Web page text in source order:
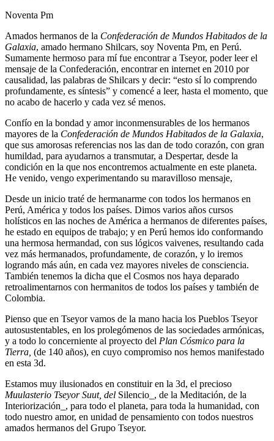
Noventa Pm
Amados hermanos de la Confederación de Mundos Habitados de la
Galaxia, amado hermano Shilcars, soy Noventa Pm, en Perú.
Sumamente hermoso para mí fue encontrar a Tseyor, poder leer el
mensaje de la Confederación, encontrar en internet en 2010 por
causalidad, las palabras de Shilcars y decir: “esto sí lo comprendo
profundamente, es síntesis” y comencé a leer, hasta el momento, que
no acabo de hacerlo y cada vez sé menos.
Confío en la bondad y amor inconmensurables de los hermanos
mayores de la Confederación de Mundos Habitados de la Galaxia,
que sus amorosas referencias nos las dan de todo corazón, con gran
humildad, para ayudarnos a transmutar, a Despertar, desde la
condición en la que nos encontremos actualmente en este planeta.
He venido, vengo experimentando su maravilloso mensaje,
Desde un inicio traté de hermanarme con todos los hermanos en
Perú, América y todos los países. Dimos varios años cursos
holísticos en las noches de América a hermanos de diferentes países,
he estado en equipos de trabajo; y en Perú hemos ido conformando
una hermosa hermandad, con sus lógicos vaivenes, resultando cada
vez más hermanados, profundamente, de corazón, y lo iremos
logrando más aún, en cada vez mayores niveles de consciencia.
También tenemos la dicha que el Cosmos nos haya deparado
retroalimentarnos con hermanitos de todos los países y también de
Colombia.
Pienso que en Tseyor vamos de la mano hacia los Pueblos Tseyor
autosustentables, en los prolegómenos de las sociedades armónicas,
y a todo lo concerniente al proyecto del Plan Cósmico para la
Tierra, (de 140 años), en cuyo compromiso nos hemos manifestado
en esta 3d.
Estamos muy ilusionados en constituir en la 3d, el precioso
Muulasterio Tseyor Suut, del Silencio_, de la Meditación, de la
Interiorización_, para todo el planeta, para toda la humanidad, con
todo nuestro amor, en unidad de pensamiento con todos nuestros
amados hermanos del Grupo Tseyor.